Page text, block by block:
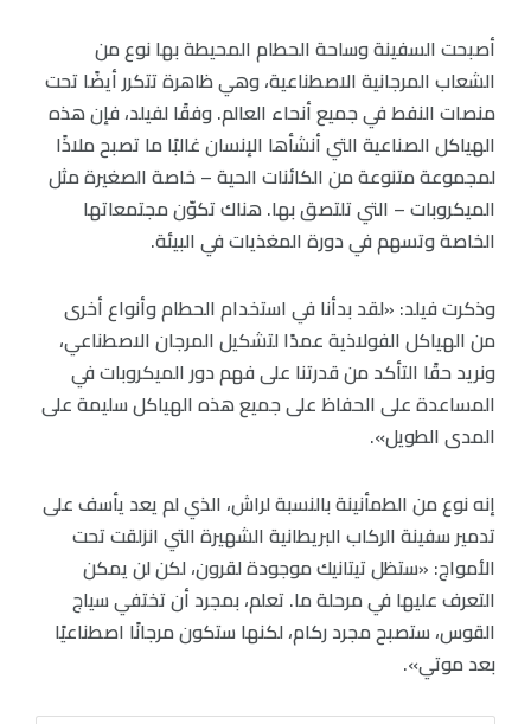
أصبحت السفينة وساحة الحطام المحيطة بها نوع من
الشعاب المرجانية الاصطناعية، وهي ظاهرة تتكرر أيضًا تحت
منصات النفط في جميع أنحاء العالم. وفقًا لفيلد، فإن هذه
الهياكل الصناعية التي أنشأها الإنسان غالبًا ما تصبح ملاذًا
لمجموعة متنوعة من الكائنات الحية – خاصة الصغيرة مثل
الميكروبات – التي تلتصق بها. هناك تكوّن مجتمعاتها
الخاصة وتسهم في دورة المغذيات في البيئة.
وذكرت فيلد: «لقد بدأنا في استخدام الحطام وأنواع أخرى
من الهياكل الفولاذية عمدًا لتشكيل المرجان الاصطناعي،
ونريد حقًا التأكد من قدرتنا على فهم دور الميكروبات في
المساعدة على الحفاظ على جميع هذه الهياكل سليمة على
المدى الطويل».
إنه نوع من الطمأنينة بالنسبة لراش، الذي لم يعد يأسف على
تدمير سفينة الركاب البريطانية الشهيرة التي انزلقت تحت
الأمواج: «ستظل تيتانيك موجودة لقرون، لكن لن يمكن
التعرف عليها في مرحلة ما. تعلم، بمجرد أن تختفي سياج
القوس، ستصبح مجرد ركام، لكنها ستكون مرجانًا اصطناعيًا
بعد موتي».